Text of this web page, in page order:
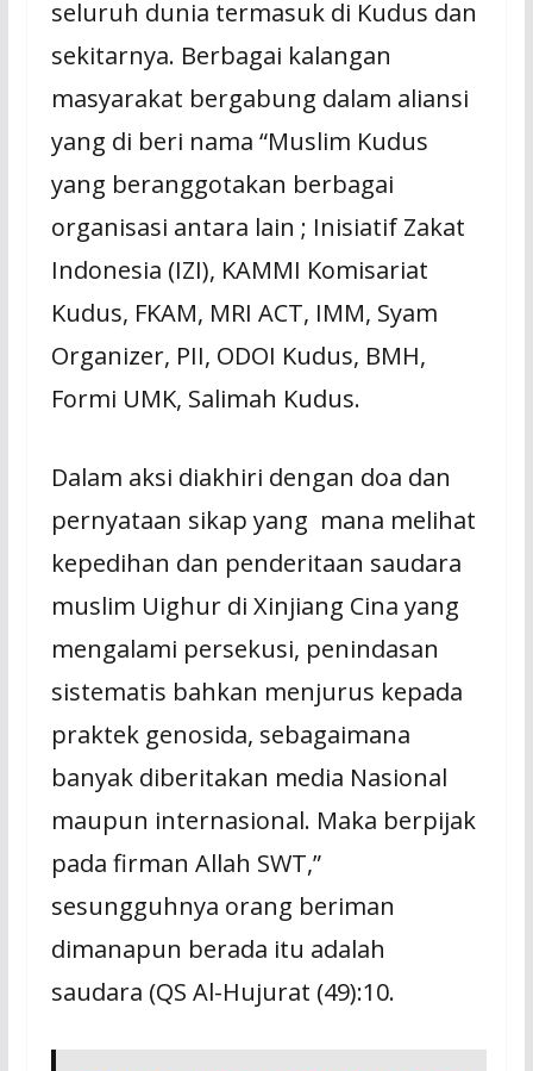
seluruh dunia termasuk di Kudus dan
sekitarnya. Berbagai kalangan
masyarakat bergabung dalam aliansi
yang di beri nama “Muslim Kudus
yang beranggotakan berbagai
organisasi antara lain ; Inisiatif Zakat
Indonesia (IZI), KAMMI Komisariat
Kudus, FKAM, MRI ACT, IMM, Syam
Organizer, PII, ODOI Kudus, BMH,
Formi UMK, Salimah Kudus.
Dalam aksi diakhiri dengan doa dan
pernyataan sikap yang mana melihat
kepedihan dan penderitaan saudara
muslim Uighur di Xinjiang Cina yang
mengalami persekusi, penindasan
sistematis bahkan menjurus kepada
praktek genosida, sebagaimana
banyak diberitakan media Nasional
maupun internasional. Maka berpijak
pada firman Allah SWT,”
sesungguhnya orang beriman
dimanapun berada itu adalah
saudara (QS Al-Hujurat (49):10.